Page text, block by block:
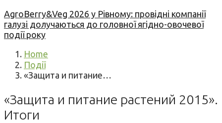
AgroBerry&Veg 2026 у Рівному: провідні компанії
галузі долучаються до головної ягідно-овочевої
події року
Home
Події
«Защита и питание…
«Защита и питание растений 2015».
Итоги